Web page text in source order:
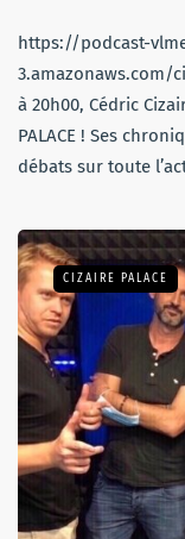
https://podcast-
3.amazonaws.com/
à 20h00, Cédric
PALACE ! Ses
débats sur toute
CIZAIRE PALACE